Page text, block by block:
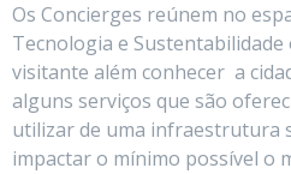
Os Concierges reúnem no
Tecnologia e
visitante além conhecer a
alguns serviços que são
utilizar de uma infraestrutura
impactar o mínimo possível o